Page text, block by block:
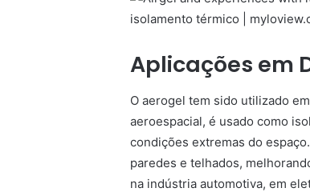
Aplicações em
O aerogel tem sido utilizado
aeroespacial, é usado como
condições extremas do
paredes e telhados,
na indústria automotiva, em